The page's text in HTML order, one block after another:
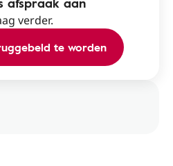
verder.
te worden